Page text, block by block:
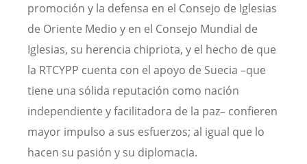
promoción y la defensa en el Consejo de Iglesias
de Oriente Medio y en el Consejo Mundial de
Iglesias, su herencia chipriota, y el hecho de que
la RTCYPP cuenta con el apoyo de Suecia –que
tiene una sólida reputación como nación
independiente y facilitadora de la paz– confieren
mayor impulso a sus esfuerzos; al igual que lo
hacen su pasión y su diplomacia.